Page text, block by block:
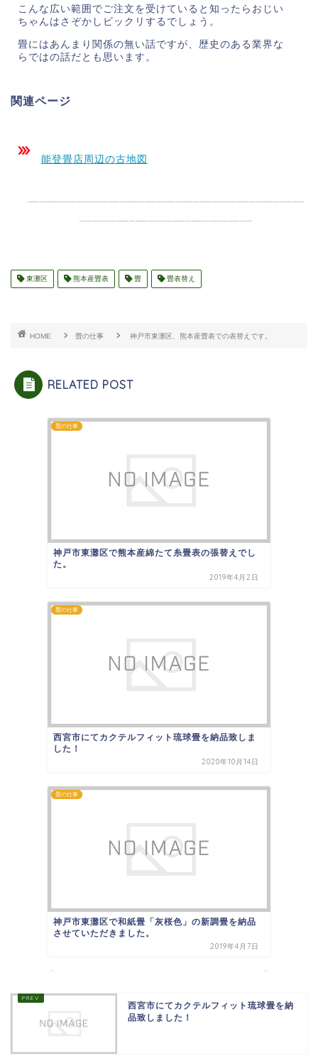
こんな広い範囲でご注文を受けていると知ったらおじい
ちゃんはさぞかしビックリするでしょう。
畳にはあんまり関係の無い話ですが、歴史のある業界な
らではの話だとも思います。
関連ページ
能登畳店周辺の古地図
東灘区 熊本産畳表 畳 畳表替え
HOME 畳の仕事 神戸市東灘区、熊本産畳表での表替えです。
RELATED POST
畳の仕事
神戸市東灘区で熊本産綿たて糸畳表の張替えでし
た。
2019年4月2日
畳の仕事
西宮市にてカクテルフィット琉球畳を納品致しま
した！
2020年10月14日
畳の仕事
神戸市東灘区で和紙畳「灰桜色」の新調畳を納品
させていただきました。
2019年4月7日
西宮市にてカクテルフィット琉球畳を納
品致しました！